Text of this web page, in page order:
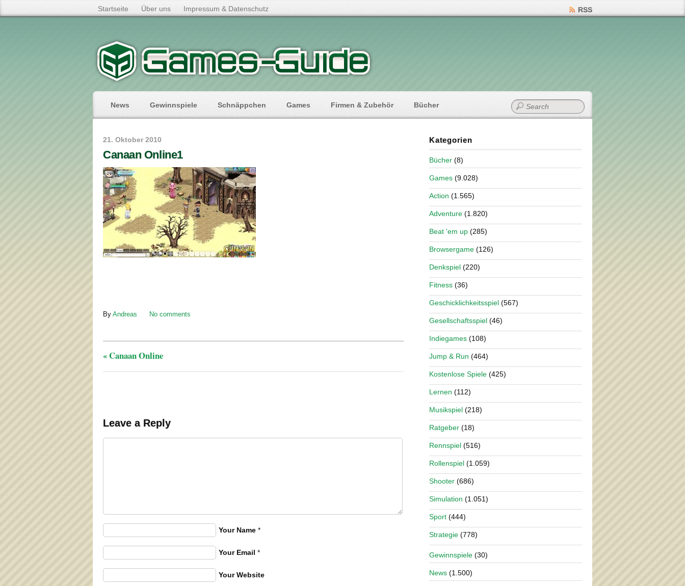
Startseite Über uns Impressum & Datenschutz RSS
News Gewinnspiele Schnäppchen Games Firmen & Zubehör Bücher
21. Oktober 2010
Canaan Online1
By Andreas No comments
«Canaan Online
Leave a Reply
Your Name *
Your Email *
Your Website
Kategorien
Bücher (8)
Games (9.028)
Action (1.565)
Adventure (1.820)
Beat 'em up (285)
Browsergame (126)
Denkspiel (220)
Fitness (36)
Geschicklichkeitsspiel (567)
Gesellschaftsspiel (46)
Indiegames (108)
Jump & Run (464)
Kostenlose Spiele (425)
Lernen (112)
Musikspiel (218)
Ratgeber (18)
Rennspiel (516)
Rollenspiel (1.059)
Shooter (686)
Simulation (1.051)
Sport (444)
Strategie (778)
Gewinnspiele (30)
News (1.500)